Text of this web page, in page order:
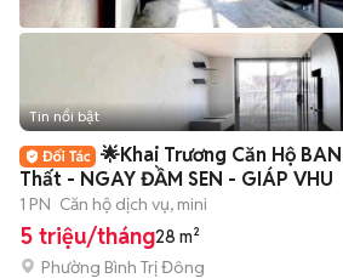
Tin nổi bật
🌟Khai Trương Căn Hộ
Thất - NGAY ĐẦM SEN - GIÁP VHU
1 PN Căn hộ dịch vụ, mini
5 triệu/tháng28 m²
Phường Bình Trị Đông